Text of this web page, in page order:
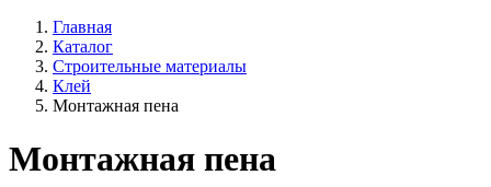
Главная
Каталог
Строительные материалы
Клей
Монтажная пена
Монтажная пена